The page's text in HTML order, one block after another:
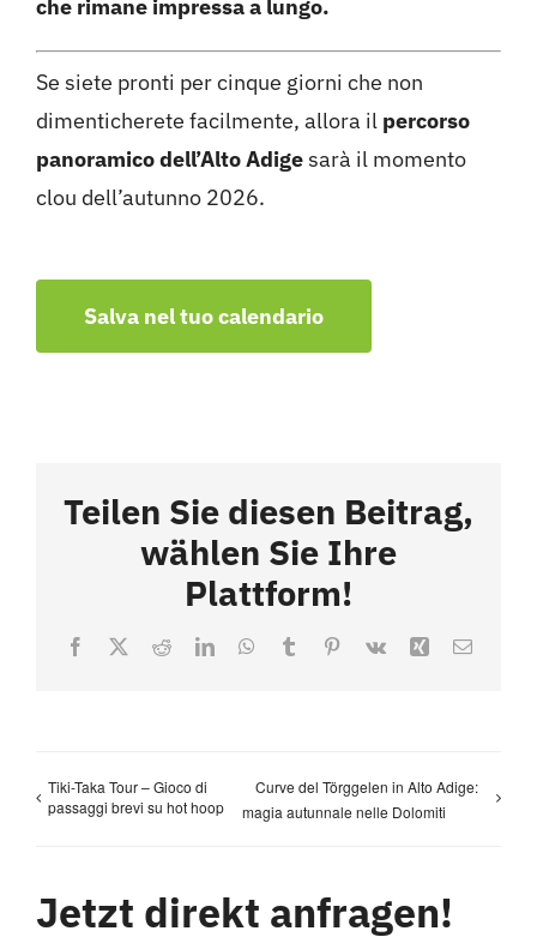
che rimane impressa a lungo.
Se siete pronti per cinque giorni che non
dimenticherete facilmente, allora il percorso
panoramico dell’Alto Adigesarà il momento
clou dell’autunno 2026.
Salva nel tuo calendario
Teilen Sie diesen Beitrag,
wählen Sie Ihre
Plattform!
Facebook
X RedditLinkedInWhatsApp
TumblrPinterest
Vk Xing Email
Tiki-Taka Tour – Gioco di
passaggi brevi su hot hoop
Curve del Törggelen in Alto Adige:
magia autunnale nelle Dolomiti
Jetzt direkt anfragen!